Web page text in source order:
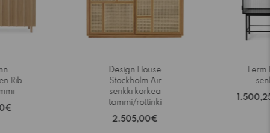
Rib
Design House
Stockholm Air
senkki korkea
tammi/rottinki
2.505,00€
Ferm